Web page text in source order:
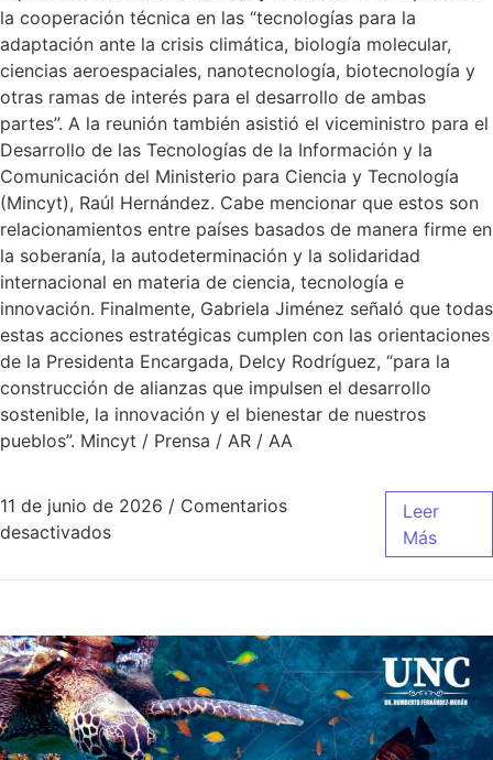
la cooperación técnica en las “tecnologías para la
adaptación ante la crisis climática, biología molecular,
ciencias aeroespaciales, nanotecnología, biotecnología y
otras ramas de interés para el desarrollo de ambas
partes”. A la reunión también asistió el viceministro para el
Desarrollo de las Tecnologías de la Información y la
Comunicación del Ministerio para Ciencia y Tecnología
(Mincyt), Raúl Hernández. Cabe mencionar que estos son
relacionamientos entre países basados de manera firme en
la soberanía, la autodeterminación y la solidaridad
internacional en materia de ciencia, tecnología e
innovación. Finalmente, Gabriela Jiménez señaló que todas
estas acciones estratégicas cumplen con las orientaciones
de la Presidenta Encargada, Delcy Rodríguez, “para la
construcción de alianzas que impulsen el desarrollo
sostenible, la innovación y el bienestar de nuestros
pueblos”. Mincyt / Prensa / AR / AA
11 de junio de 2026 / Comentarios
desactivados
Leer
Más